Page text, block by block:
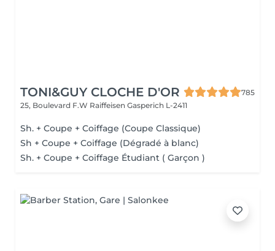
TONI&GUY CLOCHE D'OR
785
25, Boulevard F.W Raiffeisen Gasperich L-2411
Sh. + Coupe + Coiffage (Coupe Classique)
Sh + Coupe + Coiffage (Dégradé à blanc)
Sh. + Coupe + Coiffage Étudiant ( Garçon )